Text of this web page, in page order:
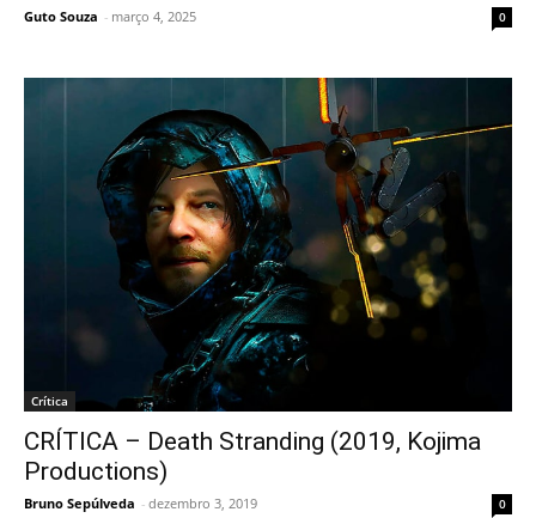
Guto Souza - março 4, 2025 0
Crítica
CRÍTICA – Death Stranding (2019, Kojima
Productions)
Bruno Sepúlveda - dezembro 3, 2019 0